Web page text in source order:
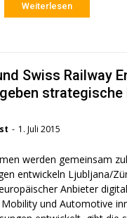
Weiterlesen
Swiss Railway
geben
- 1. Juli 2015
werden gemeinsam
Zürich - 01. Juli 2015 -
Anbieter
und Automotive